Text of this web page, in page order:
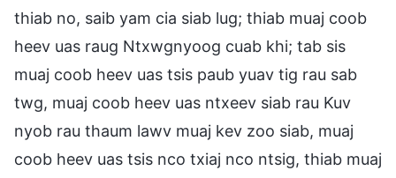
thiab no, saib yam cia siab lug; thiab muaj coob
heev uas raug Ntxwgnyoog cuab khi; tab sis
muaj coob heev uas tsis paub yuav tig rau sab
twg, muaj coob heev uas ntxeev siab rau Kuv
nyob rau thaum lawv muaj kev zoo siab, muaj
coob heev uas tsis nco txiaj nco ntsig, thiab muaj